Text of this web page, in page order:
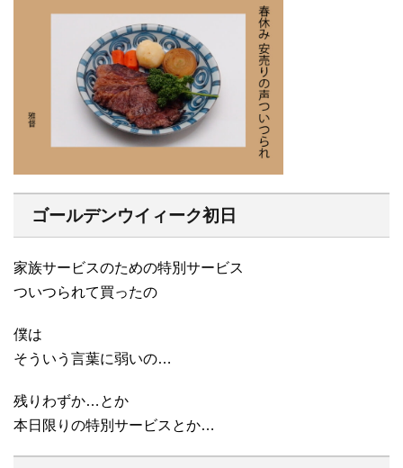
ゴールデンウイィーク初日
家族サービスのための特別サービス
ついつられて買ったの
僕は
そういう言葉に弱いの…
残りわずか…とか
本日限りの特別サービスとか…